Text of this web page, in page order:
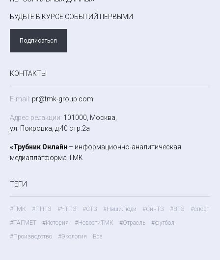
БУДЬТЕ В КУРСЕ СОБЫТИЙ ПЕРВЫМИ
Подписаться
КОНТАКТЫ
E-mail: pr@tmk-group.com
Адрес редакции: 101000, Москва,
ул. Покровка, д.40 стр.2а
«Трубник Онлайн – информационно-аналитическая
медиаплатформа ТМК
ТЕГИ
#ТМК #ПНТЗ #ЧТПЗ #СТЗ #НашиЛюди #СинТЗ #ВТЗ
#спорт
#ТАГМЕТ
#История #НовостиТМК #Отрасль
#футбол
#Производство
#Экология Все